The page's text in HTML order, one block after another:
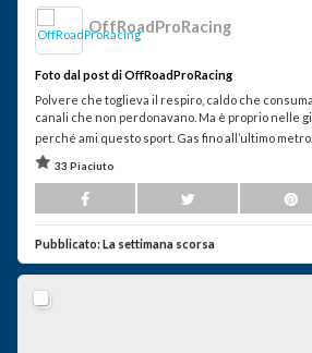
OffRoadProRacing
Foto dal post di OffRoadProRacing
Polvere che toglieva il respiro, caldo che
canali che non perdonavano. Ma è proprio nelle
perché ami questo sport. Gas fino all’ultimo metro.
33 Piaciuto
Pubblicato:La settimana scorsa